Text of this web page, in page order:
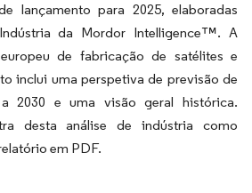
lançamento para 2025, elaboradas
da Mordor Intelligence™. A
de fabricação de satélites e
inclui uma perspetiva de previsão de
2030 e uma visão geral histórica.
desta análise de indústria como
em PDF.